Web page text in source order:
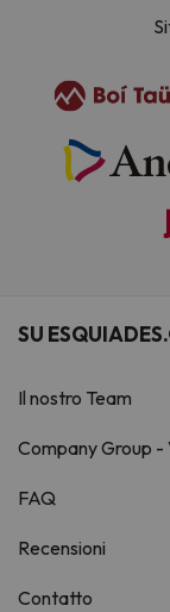
SU
Il nostro Team
Company Group -
FAQ
Recensioni
Contatto